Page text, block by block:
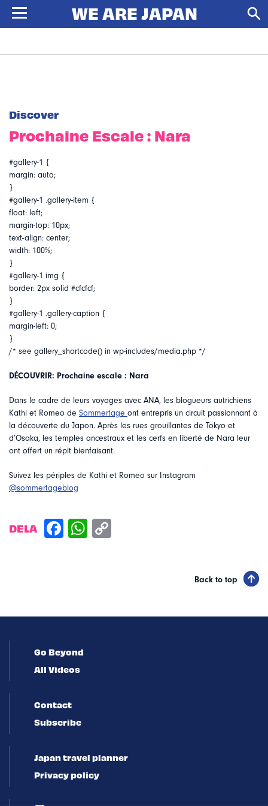
Discover
Prochaine Escale : Nara
#gallery-1 {
margin: auto;
}
#gallery-1 .gallery-item {
float: left;
margin-top: 10px;
text-align: center;
width: 100%;
}
#gallery-1 img {
border: 2px solid #cfcfcf;
}
#gallery-1 .gallery-caption {
margin-left: 0;
}
/* see gallery_shortcode() in wp-includes/media.php */
DÉCOUVRIR: Prochaine escale : Nara
Dans le cadre de leurs voyages avec ANA, les blogueurs autrichiens
Kathi et Romeo de Sommertage ont entrepris un circuit passionnant à
la découverte du Japon. Après les rues grouillantes de Tokyo et
d’Osaka, les temples ancestraux et les cerfs en liberté de Nara leur
ont offert un répit bienfaisant.
Suivez les périples de Kathi et Romeo sur Instagram
@sommertageblog
DELA
Back to top
Go Beyond
All Videos
Contact
Subscribe
Japan travel planner
Privacy policy